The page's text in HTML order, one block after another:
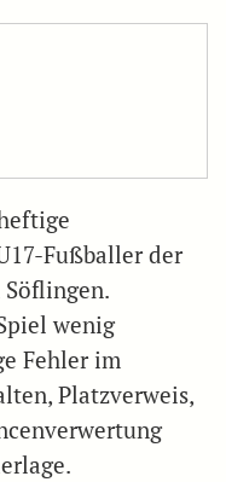
Fußballer der
Söflingen.
wenig
Fehler im
Platzverweis,